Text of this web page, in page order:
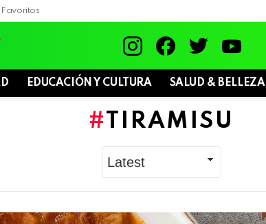
Favoritos
EDUCACIÓN Y CULTURA SALUD & BELLEZA
TIRAMISU